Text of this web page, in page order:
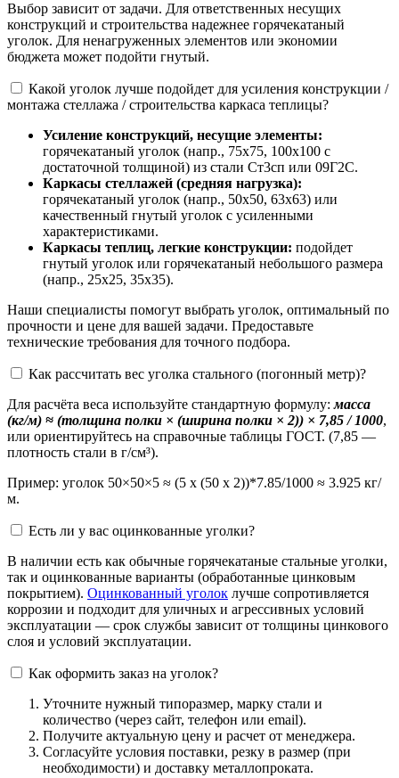
Выбор зависит от задачи. Для ответственных несущих
конструкций и строительства надежнее горячекатаный
уголок. Для ненагруженных элементов или экономии
бюджета может подойти гнутый.
Какой уголок лучше подойдет для усиления конструкции /
монтажа стеллажа / строительства каркаса теплицы?
Усиление конструкций, несущие элементы:
горячекатаный уголок (напр., 75х75, 100х100 с
достаточной толщиной) из стали Ст3сп или 09Г2С.
Каркасы стеллажей (средняя нагрузка):
горячекатаный уголок (напр., 50х50, 63х63) или
качественный гнутый уголок с усиленными
характеристиками.
Каркасы теплиц, легкие конструкции: подойдет
гнутый уголок или горячекатаный небольшого размера
(напр., 25х25, 35х35).
Наши специалисты помогут выбрать уголок, оптимальный по
прочности и цене для вашей задачи. Предоставьте
технические требования для точного подбора.
Как рассчитать вес уголка стального (погонный метр)?
Для расчёта веса используйте стандартную формулу:масса
(кг/м) ≈ (толщина полки × (ширина полки × 2)) × 7,85 / 1000,
или ориентируйтесь на справочные таблицы ГОСТ. (7,85 —
плотность стали в г/см³).
Пример: уголок 50×50×5 ≈ (5 х (50 х 2))*7.85/1000 ≈ 3.925 кг/
м.
Есть ли у вас оцинкованные уголки?
В наличии есть как обычные горячекатаные стальные уголки,
так и оцинкованные варианты (обработанные цинковым
покрытием). Оцинкованный уголок лучше сопротивляется
коррозии и подходит для уличных и агрессивных условий
эксплуатации — срок службы зависит от толщины цинкового
слоя и условий эксплуатации.
Как оформить заказ на уголок?
Уточните нужный типоразмер, марку стали и
количество (через сайт, телефон или email).
Получите актуальную цену и расчет от менеджера.
Согласуйте условия поставки, резку в размер (при
необходимости) и доставку металлопроката.